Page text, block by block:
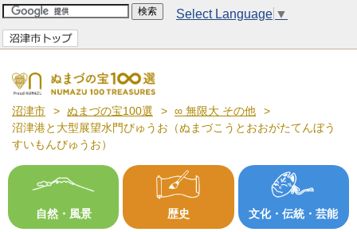
Select Language ▼
沼津市 ぬまづの宝100選
∞ 無限大 その他
沼津港と大型展望水門びゅうお（ぬまづこうとおおがたてんぼう
すいもんびゅうお）
自然・風景 歴史 文化・伝統・芸能